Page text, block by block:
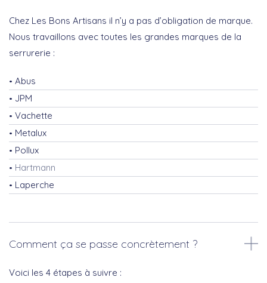
Chez Les Bons Artisans il n’y a pas d’obligation de marque.
Nous travaillons avec toutes les grandes marques de la
serrurerie :
Abus
JPM
Vachette
Metalux
Pollux
Hartmann
Laperche
Comment ça se passe concrètement ?
Voici les 4 étapes à suivre :